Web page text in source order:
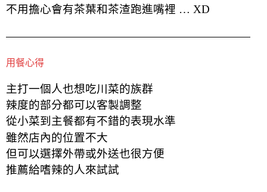
不用擔心會有茶葉和茶渣跑進嘴裡 … XD
用餐心得
主打一個人也想吃川菜的族群
辣度的部分都可以客製調整
從小菜到主餐都有不錯的表現水準
雖然店內的位置不大
但可以選擇外帶或外送也很方便
推薦給嗜辣的人來試試